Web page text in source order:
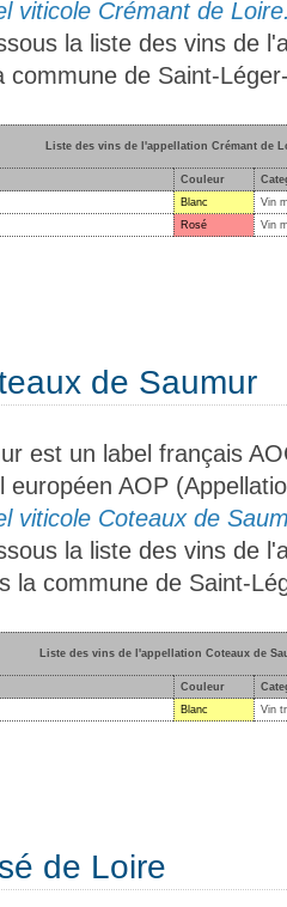
viticole Crémant de
la liste des vins de
commune de Saint-
Liste des vins de l'appellation Crémant de
Couleur
Blanc
Vin
Rosé Vin
de Saumur
est un label français
européen AOP
viticole Coteaux de
la liste des vins de
la commune de Saint-
Liste des vins de l'appellation Coteaux de
Couleur
Blanc Vin
de Loire